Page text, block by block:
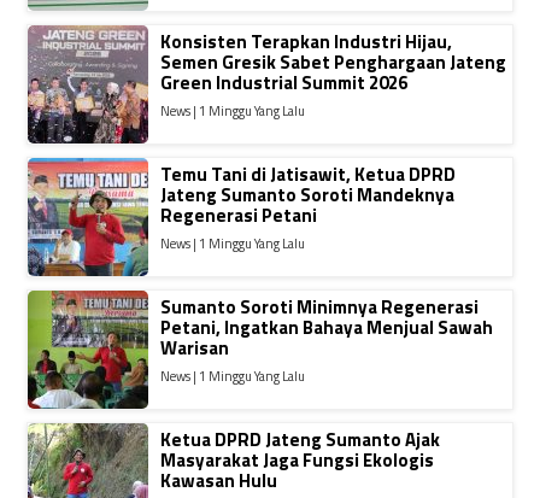
Konsisten Terapkan Industri Hijau,
Semen Gresik Sabet Penghargaan Jateng
Green Industrial Summit 2026
News | 1 Minggu Yang Lalu
Temu Tani di Jatisawit, Ketua DPRD
Jateng Sumanto Soroti Mandeknya
Regenerasi Petani
News | 1 Minggu Yang Lalu
Sumanto Soroti Minimnya Regenerasi
Petani, Ingatkan Bahaya Menjual Sawah
Warisan
News | 1 Minggu Yang Lalu
Ketua DPRD Jateng Sumanto Ajak
Masyarakat Jaga Fungsi Ekologis
Kawasan Hulu